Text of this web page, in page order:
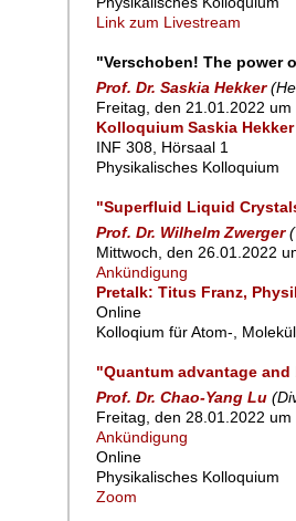
Link zum Livestream
"Verschoben! The power
Prof. Dr. Saskia Hekker
Freitag, den 21.01.2022
Kolloquium Saskia
INF 308, Hörsaal 1
Physikalisches Kolloquium
"Superfluid Liquid
Prof. Dr. Wilhelm Zwerger
Mittwoch, den 26.01.2022
Ankündigung
Pretalk: Titus Franz,
Online
Kolloqium für Atom-,
"Quantum advantage
Prof. Dr. Chao-Yang Lu
Freitag, den 28.01.2022
Ankündigung
Online
Physikalisches Kolloquium
Zoom